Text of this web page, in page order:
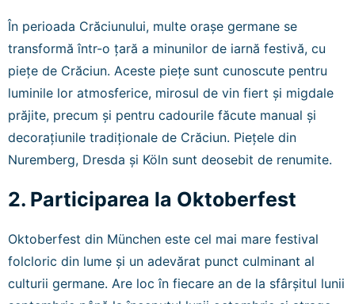
În perioada Crăciunului, multe orașe germane se
transformă într-o țară a minunilor de iarnă festivă, cu
piețe de Crăciun. Aceste piețe sunt cunoscute pentru
luminile lor atmosferice, mirosul de vin fiert și migdale
prăjite, precum și pentru cadourile făcute manual și
decorațiunile tradiționale de Crăciun. Piețele din
Nuremberg, Dresda și Köln sunt deosebit de renumite.
2. Participarea la Oktoberfest
Oktoberfest din München este cel mai mare festival
folcloric din lume și un adevărat punct culminant al
culturii germane. Are loc în fiecare an de la sfârșitul lunii